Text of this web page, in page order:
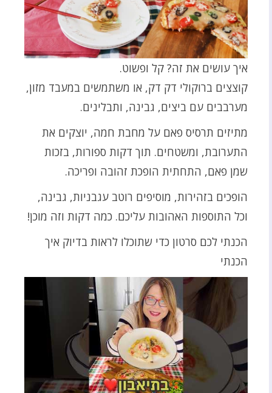
איך עושים את זה? קל ופשוט.
קוצצים ברוקולי דק דק, או משתמשים במעבד מזון,
מערבבים עם ביצים, גבינה, ותבלינים.
מתיזים תרסיס פאם על מחבת חמה, יוצקים את
התערובת, ומשטחים. תוך דקות ספורות, בזכות
שמן פאם, התחתית הופכת זהובה ופריכה.
הופכים בזהירות, מוסיפים רוטב עגבניות, גבינה,
וכל התוספות האהובות עליכם. כמה דקות וזה מוכן!
הכנתי לכם סרטון כדי שתוכלו לראות בדיוק איך
הכנתי